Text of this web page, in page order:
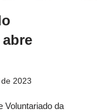
2023
Voluntariado da